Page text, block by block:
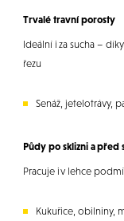
Trvalé travní porosty
Ideální i za sucha –
řezu
Senáž, jetelotrávy,
Půdy po sklizni a před
Pracuje i v lehce
Kukuřice, obilniny,